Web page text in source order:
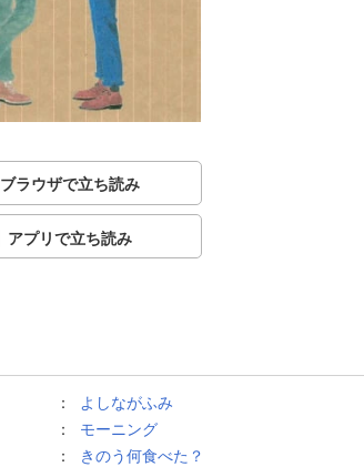
ブラウザで立ち読み
アプリで立ち読み
：
よしながふみ
： モーニング
：
きのう何食べた？